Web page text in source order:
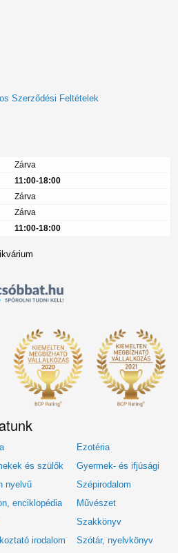
Szerződési Feltételek
Zárva
11:00-18:00
Zárva
Zárva
11:00-18:00
Ezotéria
és szülők
Gyermek- és ifjúsági
nyelvű
Szépirodalom
enciklopédia
Művészet
Szakkönyv
irodalom Szótár, nyelvkönyv